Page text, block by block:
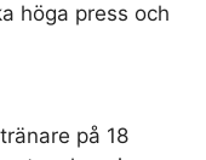
höga press och
på 18